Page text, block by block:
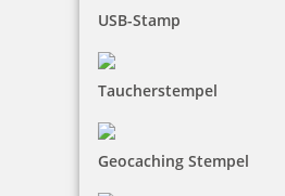
USB-Stamp
Taucherstempel
Geocaching Stempel
Colop Greenline 2300
61,65 €